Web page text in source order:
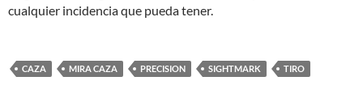
cualquier incidencia que pueda tener.
CAZA MIRA CAZA PRECISION SIGHTMARK TIRO